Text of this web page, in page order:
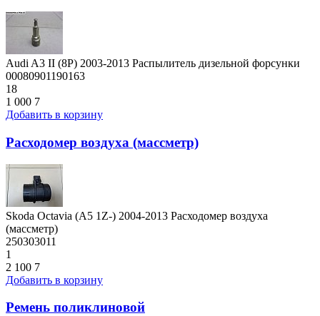
Audi A3 II (8P) 2003-2013 Распылитель дизельной форсунки
00080901190163
18
1 000 7
Добавить в корзину
Расходомер воздуха (массметр)
Skoda Octavia (A5 1Z-) 2004-2013 Расходомер воздуха
(массметр)
250303011
1
2 100 7
Добавить в корзину
Ремень поликлиновой